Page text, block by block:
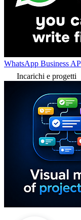
WhatsApp Business
Incarichi e progetti